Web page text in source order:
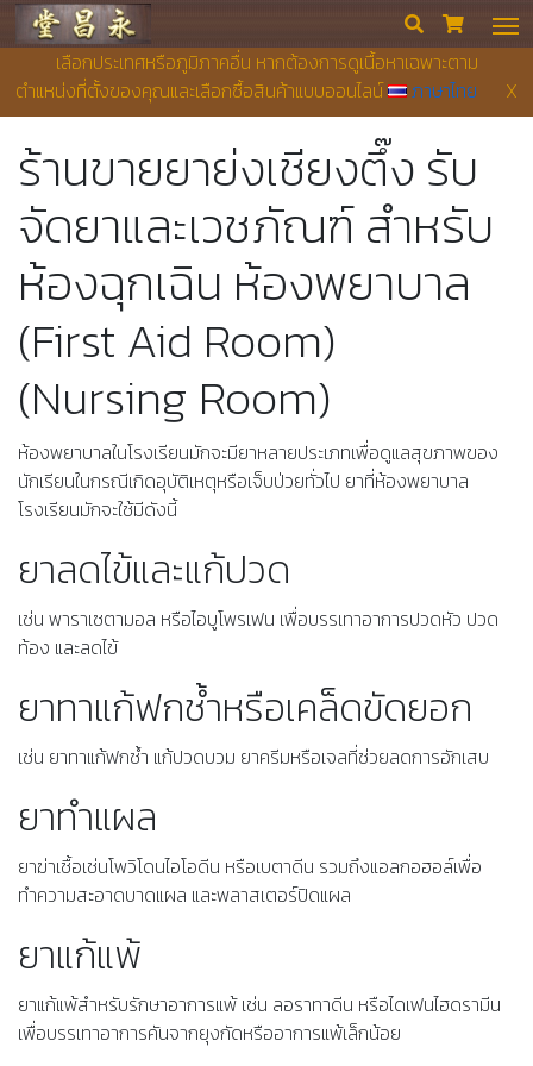
เลือกประเทศหรือภูมิภาคอื่น หากต้องการดูเนื้อหาเฉพาะตาม
ตำแหน่งที่ตั้งของคุณและเลือกซื้อสินค้าแบบออนไลน์
ภาษาไทย X
Yong Chieng Pharmacy  
ร้านขายยาย่งเชียงตึ๊ง รับ
จัดยาและเวชภัณฑ์ สำหรับ
ห้องฉุกเฉิน ห้องพยาบาล
(First Aid Room)
(Nursing Room)
ห้องพยาบาลในโรงเรียนมักจะมียาหลายประเภทเพื่อดูแลสุขภาพของ
นักเรียนในกรณีเกิดอุบัติเหตุหรือเจ็บป่วยทั่วไป ยาที่ห้องพยาบาล
โรงเรียนมักจะใช้มีดังนี้
ยาลดไข้และแก้ปวด
เช่น พาราเซตามอล หรือไอบูโพรเฟน เพื่อบรรเทาอาการปวดหัว ปวด
ท้อง และลดไข้
ยาทาแก้ฟกช้ำหรือเคล็ดขัดยอก
เช่น ยาทาแก้ฟกช้ำ แก้ปวดบวม ยาครีมหรือเจลที่ช่วยลดการอักเสบ
ยาทำแผล
ยาฆ่าเชื้อเช่นโพวิโดนไอโอดีน หรือเบตาดีน รวมถึงแอลกอฮอล์เพื่อ
ทำความสะอาดบาดแผล และพลาสเตอร์ปิดแผล
ยาแก้แพ้
ยาแก้แพ้สำหรับรักษาอาการแพ้ เช่น ลอราทาดีน หรือไดเฟนไฮดรามีน
เพื่อบรรเทาอาการคันจากยุงกัดหรืออาการแพ้เล็กน้อย